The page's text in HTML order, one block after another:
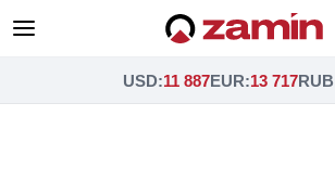
USD:11 887EUR:13 717RUB